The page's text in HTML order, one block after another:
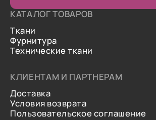
КАТАЛОГ ТОВАРОВ
Ткани
Фурнитура
Технические ткани
КЛИЕНТАМ И ПАРТНЕРАМ
Доставка
Условия возврата
Пользовательское соглашение